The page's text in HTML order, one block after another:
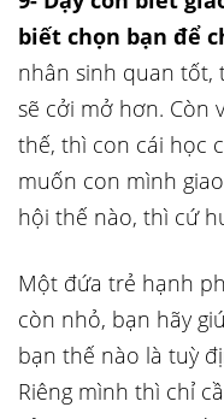
biết chọn bạn để
nhân sinh quan tốt,
sẽ cởi mở hơn. Còn
thế, thì con cái học
muốn con mình
hội thế nào, thì cứ
Một đứa trẻ hạnh
còn nhỏ, bạn hãy
bạn thế nào là tuỳ
Riêng mình thì chỉ